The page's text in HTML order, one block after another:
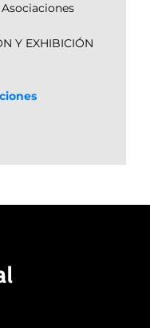
Y EXHIBICIÓN